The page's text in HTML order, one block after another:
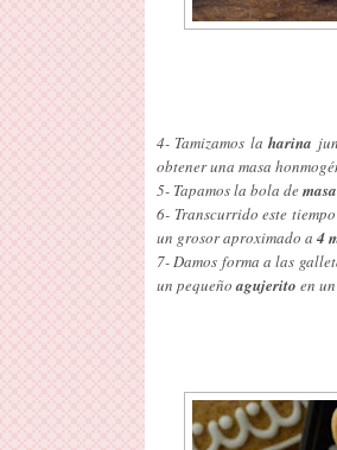
4- Tamizamos laharina
obtener una masa
5- Tapamos la bola demasa
6- Transcurrido este
un grosor aproximado a 4
7- Damos forma a las
un pequeñoagujerito en